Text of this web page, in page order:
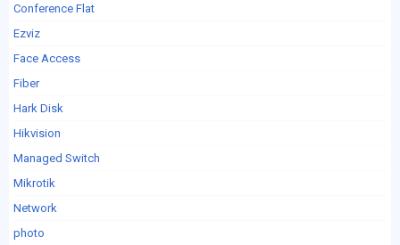
Conference Flat
Ezviz
Face Access
Fiber
Hark Disk
Hikvision
Managed Switch
Mikrotik
Network
photo